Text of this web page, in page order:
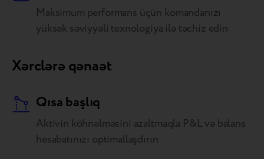
Maksimum performans üçün komandanızı
yüksək səviyyəli texnologiya ilə təchiz edin
Xərclərə qənaət
Qısa başlıq
Aktivin köhnəlməsini azaltmaqla P&L və balans
hesabatınızı optimallaşdırın